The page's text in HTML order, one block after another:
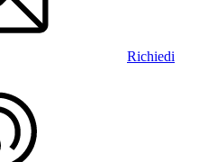
Richiedi